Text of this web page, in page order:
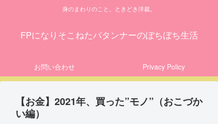
身のまわりのこと。ときどき洋裁。
FPになりそこねたパタンナーのぼちぼち生活
お問い合わせ Privacy Policy
【お金】2021年、買った”モノ”（おこづか
い編）